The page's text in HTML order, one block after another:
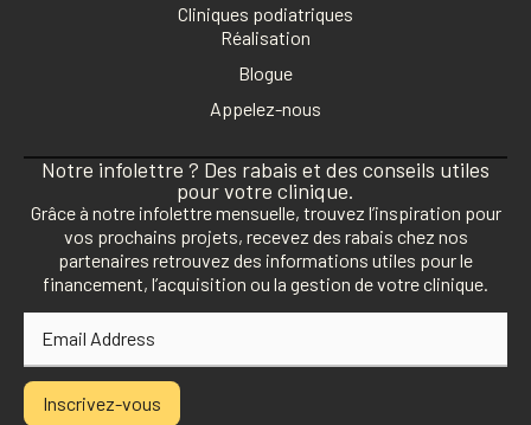
Cliniques podiatriques
Réalisation
Blogue
Appelez-nous
Notre infolettre ? Des rabais et des conseils utiles
pour votre clinique.
Grâce à notre infolettre mensuelle, trouvez l’inspiration pour
vos prochains projets, recevez des rabais chez nos
partenaires retrouvez des informations utiles pour le
financement, l’acquisition ou la gestion de votre clinique.
Inscrivez-vous